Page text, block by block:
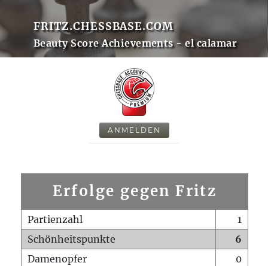
FRITZ.CHESSBASE.COM
Beauty Score Achievements - el calamar
ANMELDEN
Erfolge gegen Fritz
Partienzahl
1
Schönheitspunkte
6
Damenopfer
0